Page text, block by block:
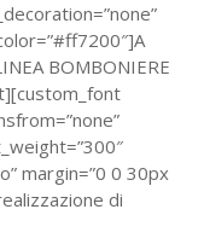
BOMBONIERE
margin=”0 0 30px
di